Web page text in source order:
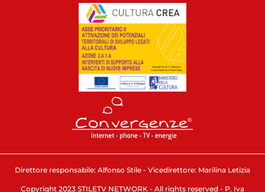
Direttore responsabile: Alfonso Stile - Vicedirettore: Marilina Letizia
Copyright 2023 STILETV NETWORK - All rights reserved - P. Iva